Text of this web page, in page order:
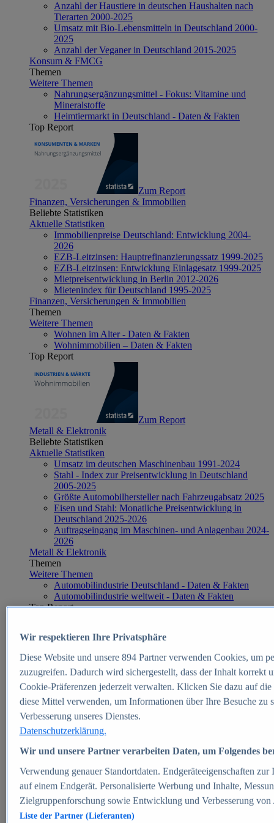
Anzahl der Haustiere in deutschen Haushalten nach
Tierarten 2000-2025
Umsatz mit Bio-Lebensmitteln in Deutschland 2000-
2025
Anzahl der Veganer in Deutschland 2015-2025
Konsum & FMCG
Themen
Weitere Themen
Nahrungsergänzungsmittel - Fokus: Vitamine und
Mineralstoffe
Heimtiermarkt in Deutschland - Daten & Fakten
Top Report
Zum Report
Finanzen, Versicherungen & Immobilien
Beliebte Statistiken
Aktuelle Statistiken
Immobilienpreise Deutschland: Entwicklung 2004-
2026
EZB-Leitzinsen: Hauptrefinanzierungssatz 1999-2025
EZB-Leitzinsen: Entwicklung Einlagesatz 1999-2025
Mietpreisentwicklung in Berlin 2012-2026
Mietenindex für Deutschland 1995-2025
Finanzen, Versicherungen & Immobilien
Themen
Weitere Themen
Wohnen im Alter - Daten & Fakten
Wohnimmobilien – Daten & Fakten
Top Report
Zum Report
Metall & Elektronik
Beliebte Statistiken
Aktuelle Statistiken
Umsatz im deutschen Maschinenbau 1991-2024
Stahl - Index zur Preisentwicklung in Deutschland
2005-2025
Größte Automobilhersteller nach Fahrzeugabsatz 2025
Eisen und Stahl: Monatliche Preisentwicklung in
Deutschland 2025-2026
Auftragseingang im Maschinen- und Anlagenbau 2024-
2026
Metall & Elektronik
Themen
Weitere Themen
Automobilindustrie Deutschland - Daten & Fakten
Automobilindustrie weltweit - Daten & Fakten
Top Report
Zum Report
E-commerce
Beliebte Statistiken
Aktuelle Statistiken
E-Commerce - Entwicklung des Umsatzes in
Deutschland 1999-2025
Umsatz von Amazon in Deutschland und weltweit
2010-2025
B2C-E-Commerce: Top-50 Online Shops in
Deutschland 2024
Marktanteile von Online-Zahlungsverfahren in
Deutschland 2024
Umsatzstarke Warengruppen im Online-Handel in
Deutschland 2023-2025
Wir respektieren Ihre Privatsphäre
Diese Website und unsere 894Partner verwenden Cookies, um
zuzugreifen. Dadurch wird sichergestellt, dass der Inhalt korrekt
Cookie-Präferenzen jederzeit verwalten. Klicken Sie dazu auf
diese Mittel verwenden, um Informationen über Ihre Besuche
Verbesserung unseres Dienstes.
Datenschutzerklärung.
Wir und unsere Partner verarbeiten Daten, um Folgendes
Verwendung genauer Standortdaten. Endgeräteeigenschaften
auf einem Endgerät. Personalisierte Werbung und Inhalte,
Zielgruppenforschung sowie Entwicklung und Verbesserung von
Liste der Partner (Lieferanten)